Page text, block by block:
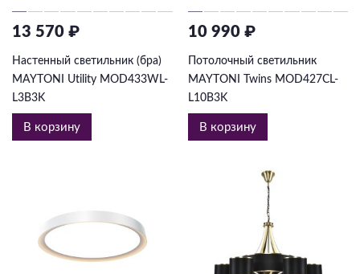
13 570 ₽
Настенный светильник (бра)
MAYTONI Utility MOD433WL-
L3B3K
В корзину
10 990 ₽
Потолочный светильник
MAYTONI Twins MOD427CL-
L10B3K
В корзину